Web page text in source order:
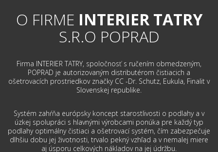
O FIRME INTERIER TATRY
S.R.O POPRAD
Firma INTERIER TATRY, spoločnosť s ručením obmedzeným,
POPRAD je autorizovaným distributérom čistiacich a
ošetrovacích prostriedkov značky CC -Dr. Schutz, Eukula, Finalit v
Slovenskej republike.
Systém zahŕňa európsky koncept starostlivosti o podlahy a v
úzkej spolupráci s hlavnými výrobcami ponúka pre každý typ
podlahy optimálny čistiaci a ošetrovací systém, čím zabezpečuje
dlhšiu dobu jej životnosti, trvalo pekný vzhľad a v nemalej miere
aj úsporu celkových nákladov na jej údržbu.